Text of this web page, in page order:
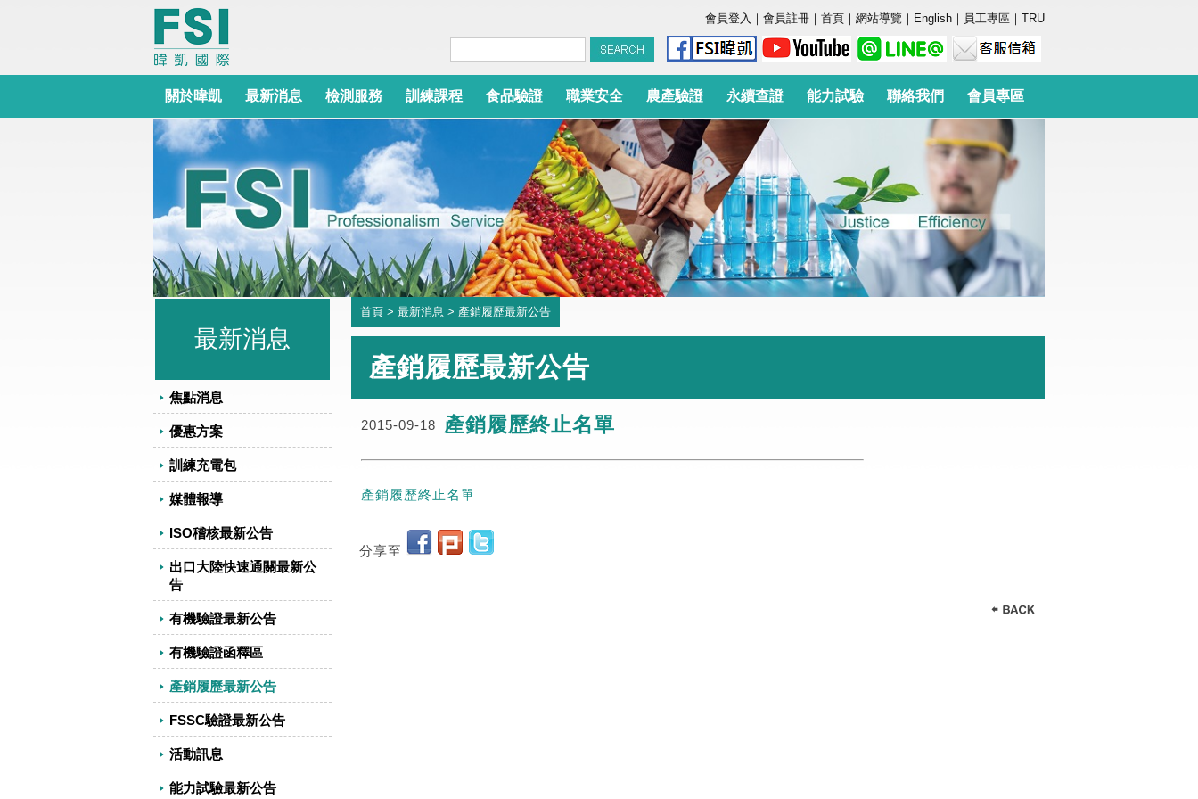
會員登入 ｜ 會員註冊 ｜ 首頁 ｜ 網站導覽 ｜ English ｜ 員工專區 ｜ TRU
關於暐凱 最新消息 檢測服務 訓練課程 食品驗證 職業安全 農產驗證 永續查證 能力試驗 聯絡我們 會員專區
最新消息
焦點消息
優惠方案
訓練充電包
媒體報導
ISO稽核最新公告
出口大陸快速通關最新公
告
有機驗證最新公告
有機驗證函釋區
產銷履歷最新公告
FSSC驗證最新公告
活動訊息
能力試驗最新公告
首頁 > 最新消息 > 產銷履歷最新公告
產銷履歷最新公告
2015-09-18 產銷履歷終止名單
產銷履歷終止名單
分享至